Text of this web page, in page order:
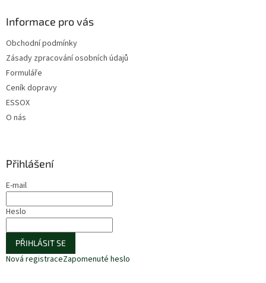
Informace pro vás
Obchodní podmínky
Zásady zpracování osobních údajů
Formuláře
Ceník dopravy
ESSOX
O nás
Přihlášení
E-mail
Heslo
PŘIHLÁSIT SE
Nová registraceZapomenuté heslo